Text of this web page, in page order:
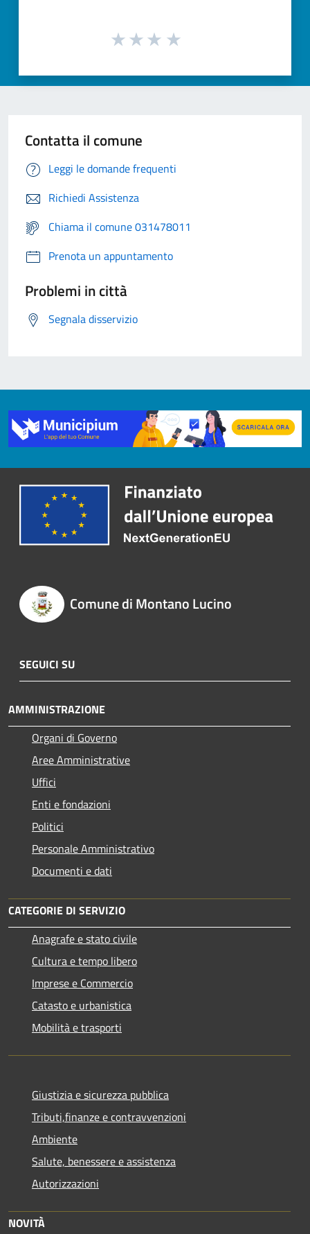
Contatta il comune
Leggi le domande frequenti
Richiedi Assistenza
Chiama il comune 031478011
Prenota un appuntamento
Problemi in città
Segnala disservizio
Comune di Montano Lucino
SEGUICI SU
AMMINISTRAZIONE
Organi di Governo
Aree Amministrative
Uffici
Enti e fondazioni
Politici
Personale Amministrativo
Documenti e dati
CATEGORIE DI SERVIZIO
Anagrafe e stato civile
Cultura e tempo libero
Imprese e Commercio
Catasto e urbanistica
Mobilità e trasporti
Giustizia e sicurezza pubblica
Tributi,finanze e contravvenzioni
Ambiente
Salute, benessere e assistenza
Autorizzazioni
NOVITÀ